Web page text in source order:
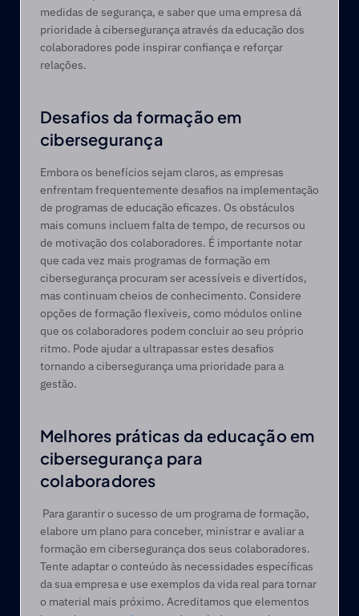
medidas de segurança, e saber que uma empresa dá
prioridade à cibersegurança através da educação dos
colaboradores pode inspirar confiança e reforçar
relações.
Desafios da formação em
cibersegurança
Embora os benefícios sejam claros, as empresas
enfrentam frequentemente desafios na implementação
de programas de educação eficazes. Os obstáculos
mais comuns incluem falta de tempo, de recursos ou
de motivação dos colaboradores. É importante notar
que cada vez mais programas de formação em
cibersegurança procuram ser acessíveis e divertidos,
mas continuam cheios de conhecimento. Considere
opções de formação flexíveis, como módulos online
que os colaboradores podem concluir ao seu próprio
ritmo. Pode ajudar a ultrapassar estes desafios
tornando a cibersegurança uma prioridade para a
gestão.
Melhores práticas da educação em
cibersegurança para
colaboradores
elabore um plano para conceber, ministrar e avaliar a
formação em cibersegurança dos seus colaboradores.
Tente adaptar o conteúdo às necessidades específicas
da sua empresa e use exemplos da vida real para tornar
o material mais próximo. Acreditamos que elementos